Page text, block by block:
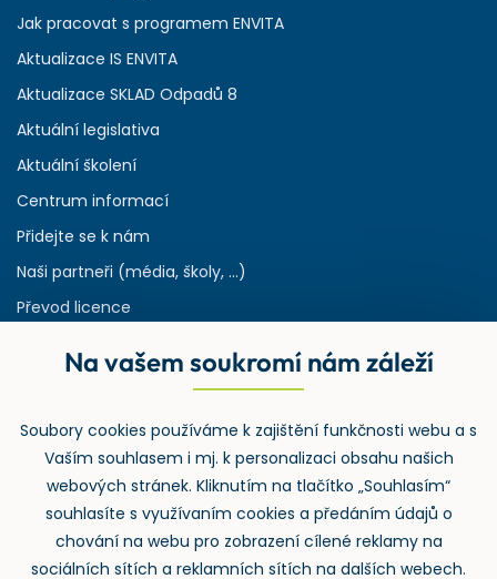
Jak pracovat s programem ENVITA
Aktualizace IS ENVITA
Aktualizace SKLAD Odpadů 8
Aktuální legislativa
Aktuální školení
Centrum informací
Přidejte se k nám
Naši partneři (média, školy, ...)
Převod licence
Rejstřík používaných zkratek v odpadech
Zpětný odběr
Na vašem soukromí nám záleží
Soubory cookies používáme k zajištění funkčnosti webu a s
Vaším souhlasem i mj. k personalizaci obsahu našich
webových stránek. Kliknutím na tlačítko „Souhlasím“
souhlasíte s využívaním cookies a předáním údajů o
chování na webu pro zobrazení cílené reklamy na
sociálních sítích a reklamních sítích na dalších webech.